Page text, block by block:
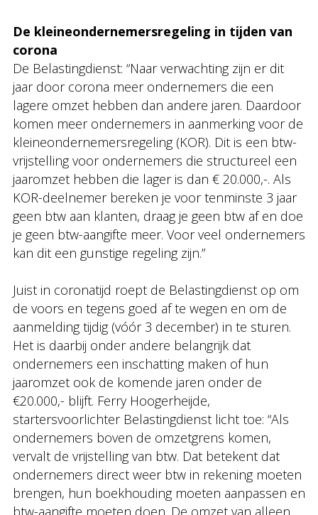
De kleineondernemersregeling in tijden van
corona
De Belastingdienst: “Naar verwachting zijn er dit
jaar door corona meer ondernemers die een
lagere omzet hebben dan andere jaren. Daardoor
komen meer ondernemers in aanmerking voor de
kleineondernemersregeling (KOR). Dit is een btw-
vrijstelling voor ondernemers die structureel een
jaaromzet hebben die lager is dan € 20.000,-. Als
KOR-deelnemer bereken je voor tenminste 3 jaar
geen btw aan klanten, draag je geen btw af en doe
je geen btw-aangifte meer. Voor veel ondernemers
kan dit een gunstige regeling zijn.”
Juist in coronatijd roept de Belastingdienst op om
de voors en tegens goed af te wegen en om de
aanmelding tijdig (vóór 3 december) in te sturen.
Het is daarbij onder andere belangrijk dat
ondernemers een inschatting maken of hun
jaaromzet ook de komende jaren onder de
€20.000,- blijft. Ferry Hoogerheijde,
startersvoorlichter Belastingdienst licht toe: “Als
ondernemers boven de omzetgrens komen,
vervalt de vrijstelling van btw. Dat betekent dat
ondernemers direct weer btw in rekening moeten
brengen, hun boekhouding moeten aanpassen en